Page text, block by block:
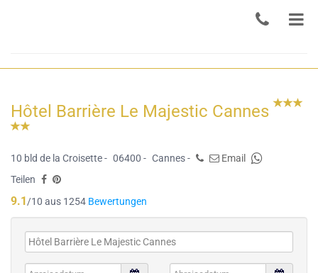
Hôtel Barrière Le Majestic Cannes
10 bld de la Croisette - 06400 - Cannes -
Email
Teilen
9.1/10 aus 1254 Bewertungen